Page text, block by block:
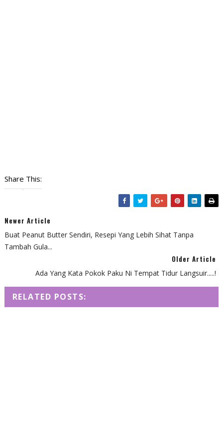
Share This:
Newer Article
Buat Peanut Butter Sendiri, Resepi Yang Lebih Sihat Tanpa
Tambah Gula...
Older Article
Ada Yang Kata Pokok Paku Ni Tempat Tidur Langsuir.....!
RELATED POSTS: